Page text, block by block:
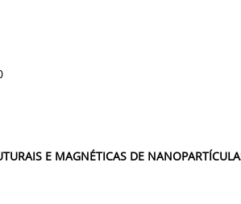
E MAGNÉTICAS DE